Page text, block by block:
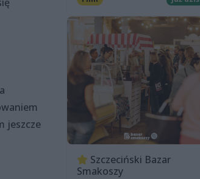
jeszcze
Szczeciński Bazar
Smakoszy